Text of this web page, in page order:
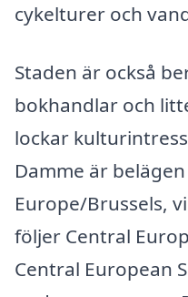
cykelturer och
Staden är också
bokhandlar och
lockar
Damme är
Europe/Brussels,
följer Central
Central European